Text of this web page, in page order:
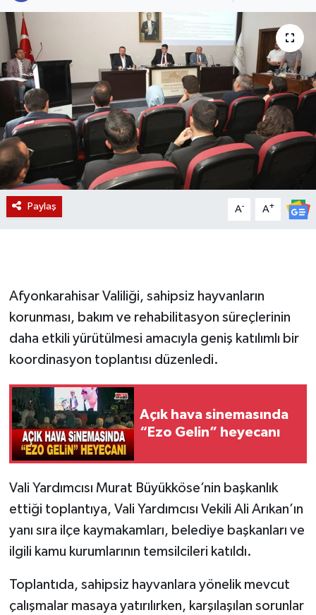
Paylaş A- A+
Afyonkarahisar Valiliği, sahipsiz hayvanların
korunması, bakım ve rehabilitasyon süreçlerinin
daha etkili yürütülmesi amacıyla geniş katılımlı bir
koordinasyon toplantısı düzenledi.
Açık hava sinemasında
“Ezo Gelin” heyecanı
Vali Yardımcısı Murat Büyükköse’nin başkanlık
ettiği toplantıya, Vali Yardımcısı Vekili Ali Arıkan’ın
yanı sıra ilçe kaymakamları, belediye başkanları ve
ilgili kamu kurumlarının temsilcileri katıldı.
Toplantıda, sahipsiz hayvanlara yönelik mevcut
çalışmalar masaya yatırılırken, karşılaşılan sorunlar